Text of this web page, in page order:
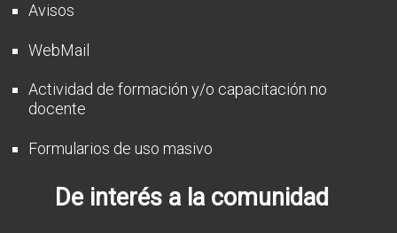
Avisos
WebMail
Actividad de formación y/o capacitación no
docente
Formularios de uso masivo
De interés a la comunidad